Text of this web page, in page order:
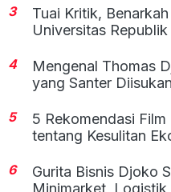
3
Tuai Kritik,
Universitas
4
Mengenal Thomas
yang Santer
5
5 Rekomendasi
tentang Kesulitan
6
Gurita Bisnis Djoko
Minimarket,